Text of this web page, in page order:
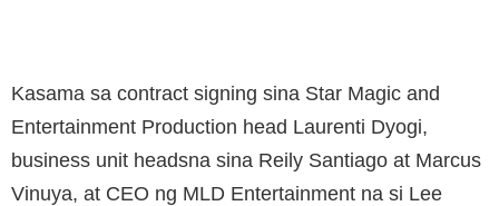
Kasama sa contract signing sina Star Magic and
Entertainment Production head Laurenti Dyogi,
business unit headsna sina Reily Santiago at Marcus
Vinuya, at CEO ng MLD Entertainment na si Lee